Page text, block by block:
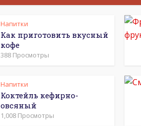
Напитки
Как приготовить вкусный
кофе
388 Просмотры
Напитки
Коктейль кефирно-
овсяный
1,008 Просмотры